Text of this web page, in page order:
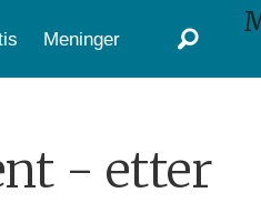
Meninger
- etter